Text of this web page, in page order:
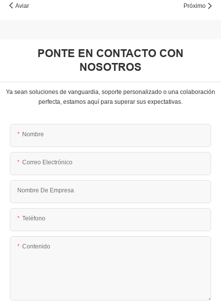
Aviar Próximo
PONTE EN CONTACTO CON
NOSOTROS
Ya sean soluciones de vanguardia, soporte personalizado o una colaboración
perfecta, estamos aquí para superar sus expectativas.
Nombre
Correo Electrónico
Nombre De Empresa
Teléfono
Contenido